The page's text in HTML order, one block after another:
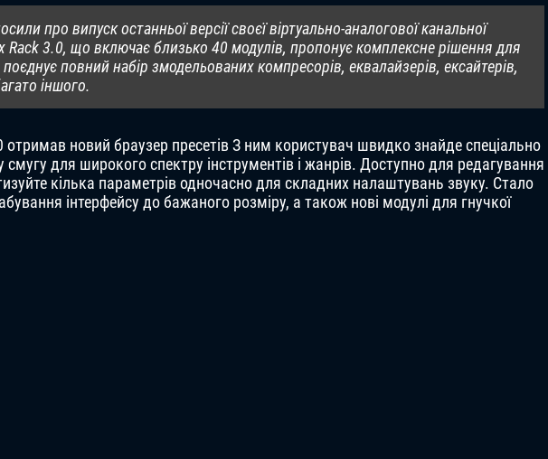
про випуск останньої версії своєї віртуально-аналогової канальної
Rack 3.0, що включає близько 40 модулів, пропонує комплексне рішення для
повний набір змодельованих компресорів, еквалайзерів, ексайтерів,
іншого.
новий браузер пресетів З ним користувач швидко знайде спеціально
смугу для широкого спектру інструментів і жанрів. Доступно для редагування
кілька параметрів одночасно для складних налаштувань звуку. Стало
інтерфейсу до бажаного розміру, а також нові модулі для гнучкої